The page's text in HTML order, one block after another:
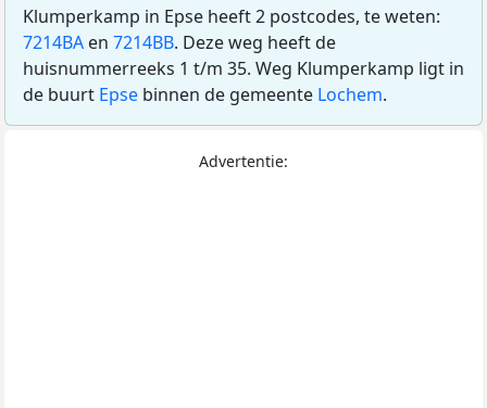
Klumperkamp in Epse heeft 2 postcodes, te weten:
7214BA en 7214BB. Deze weg heeft de
huisnummerreeks 1 t/m 35. Weg Klumperkamp ligt in
de buurt Epse binnen de gemeente Lochem.
Advertentie: